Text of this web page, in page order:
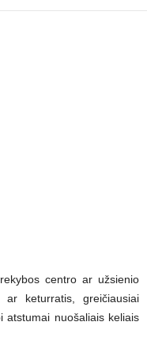
centro ar užsienio
ar keturratis, greičiausiai
nuošaliais keliais